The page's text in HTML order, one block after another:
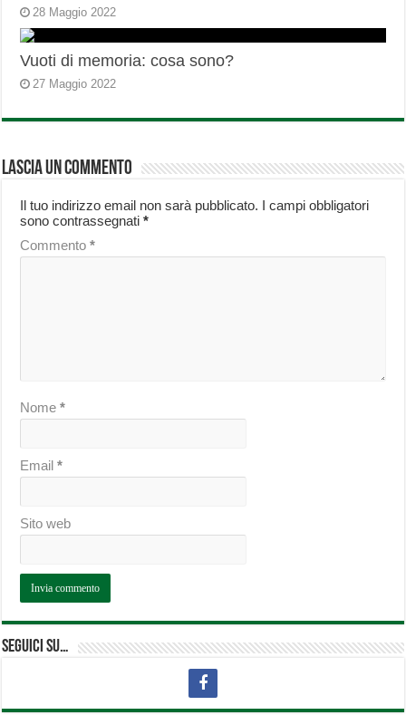
28 Maggio 2022
Vuoti di memoria: cosa sono?
27 Maggio 2022
Lascia un commento
Il tuo indirizzo email non sarà pubblicato. I campi obbligatori
sono contrassegnati*
Commento*
Nome*
Email*
Sito web
Seguici su…